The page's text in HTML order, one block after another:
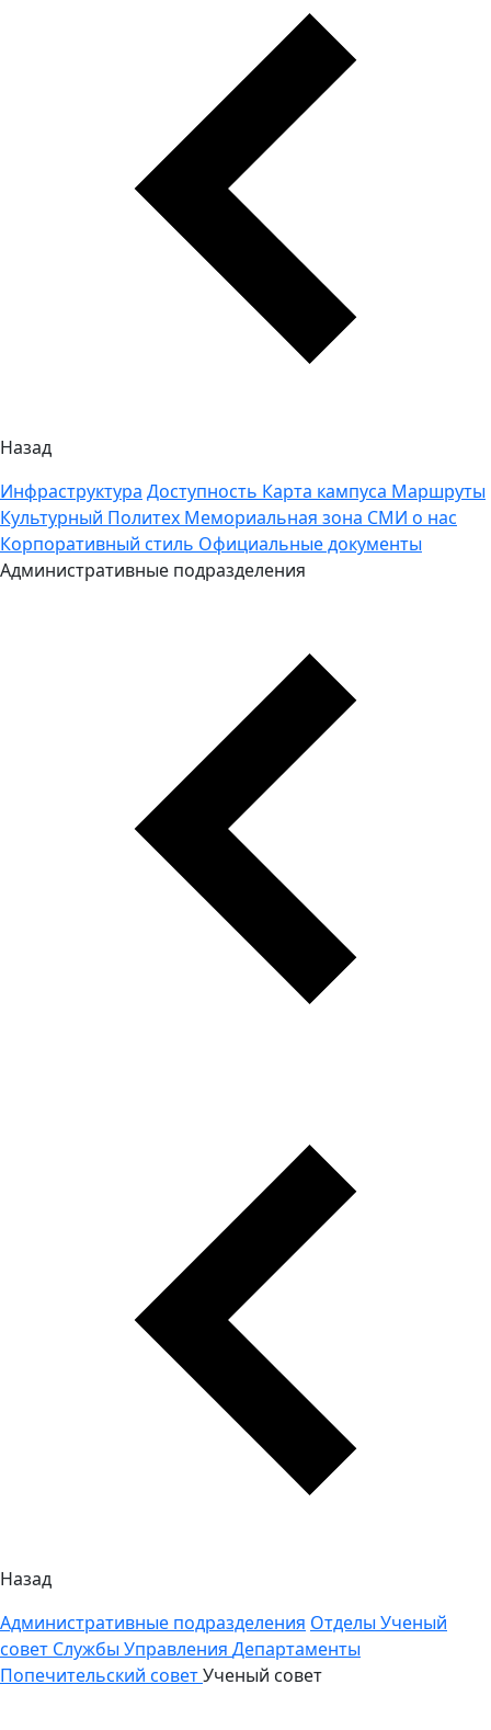
Назад
Инфраструктура Доступность Карта кампуса Маршруты
Культурный Политех Мемориальная зона СМИ о нас
Корпоративный стиль Официальные документы
Административные подразделения
Назад
Административные подразделения Отделы Ученый
совет Службы Управления Департаменты
Попечительский советУченый совет